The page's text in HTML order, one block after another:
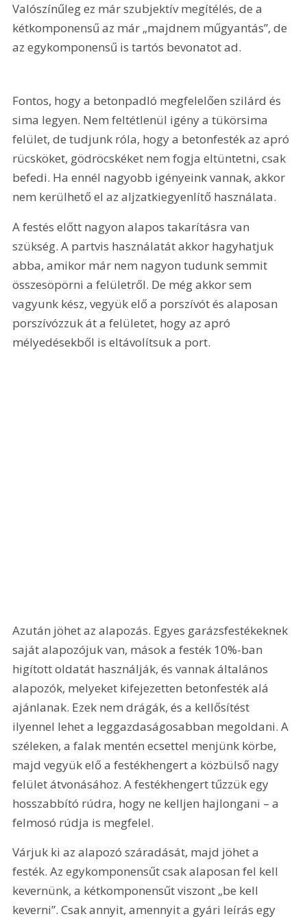
Valószínűleg ez már szubjektív megítélés, de a
kétkomponensű az már „majdnem műgyantás”, de
az egykomponensű is tartós bevonatot ad.
Fontos, hogy a betonpadló megfelelően szilárd és
sima legyen. Nem feltétlenül igény a tükörsima
felület, de tudjunk róla, hogy a betonfesték az apró
rücsköket, gödröcskéket nem fogja eltüntetni, csak
befedi. Ha ennél nagyobb igényeink vannak, akkor
nem kerülhető el az aljzatkiegyenlítő használata.
A festés előtt nagyon alapos takarításra van
szükség. A partvis használatát akkor hagyhatjuk
abba, amikor már nem nagyon tudunk semmit
összesöpörni a felületről. De még akkor sem
vagyunk kész, vegyük elő a porszívót és alaposan
porszívózzuk át a felületet, hogy az apró
mélyedésekből is eltávolítsuk a port.
Azután jöhet az alapozás. Egyes garázsfestékeknek
saját alapozójuk van, mások a festék 10%-ban
higított oldatát használják, és vannak általános
alapozók, melyeket kifejezetten betonfesték alá
ajánlanak. Ezek nem drágák, és a kellősítést
ilyennel lehet a leggazdaságosabban megoldani. A
széleken, a falak mentén ecsettel menjünk körbe,
majd vegyük elő a festékhengert a közbülső nagy
felület átvonásához. A festékhengert tűzzük egy
hosszabbító rúdra, hogy ne kelljen hajlongani – a
felmosó rúdja is megfelel.
Várjuk ki az alapozó száradását, majd jöhet a
festék. Az egykomponensűt csak alaposan fel kell
kevernünk, a kétkomponensűt viszont „be kell
keverni”. Csak annyit, amennyit a gyári leírás egy